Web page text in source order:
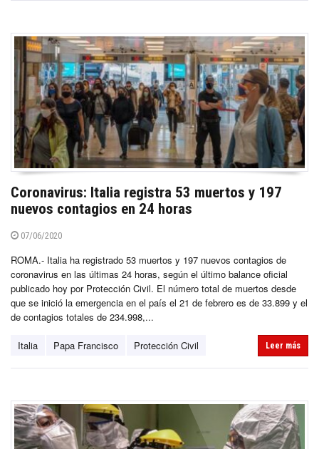
Coronavirus: Italia registra 53 muertos y 197
nuevos contagios en 24 horas
07/06/2020
ROMA.- Italia ha registrado 53 muertos y 197 nuevos contagios de
coronavirus en las últimas 24 horas, según el último balance oficial
publicado hoy por Protección Civil. El número total de muertos desde
que se inició la emergencia en el país el 21 de febrero es de 33.899 y el
de contagios totales de 234.998,...
Italia Papa Francisco Protección Civil Leer más